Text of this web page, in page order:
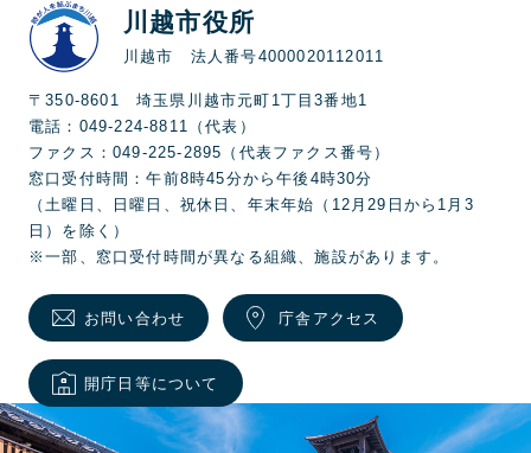
川越市役所
川越市 法人番号4000020112011
〒350-8601 埼玉県川越市元町1丁目3番地1
電話：049-224-8811（代表）
ファクス：049-225-2895（代表ファクス番号）
窓口受付時間：午前8時45分から午後4時30分
（土曜日、日曜日、祝休日、年末年始（12月29日から1月3
日）を除く）
※一部、窓口受付時間が異なる組織、施設があります。
お問い合わせ 庁舎アクセス
開庁日等について